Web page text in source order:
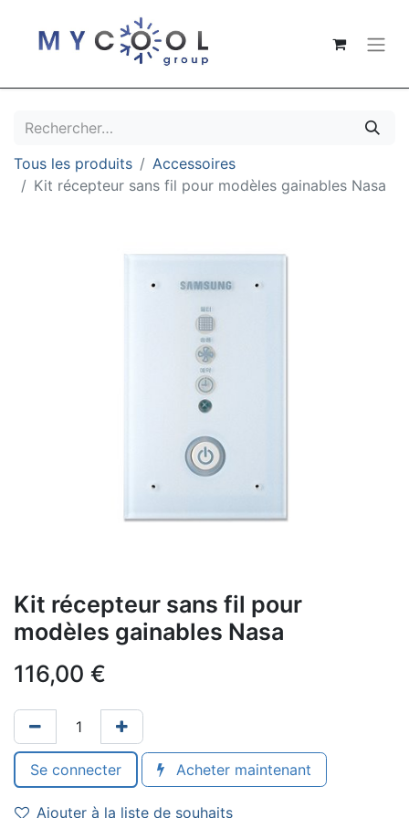
Tous les produits
Accessoires
Kit récepteur sans fil pour modèles gainables Nasa
Kit récepteur sans fil pour
modèles gainables Nasa
116,00 €
Se connecter Acheter maintenant
Ajouter à la liste de souhaits